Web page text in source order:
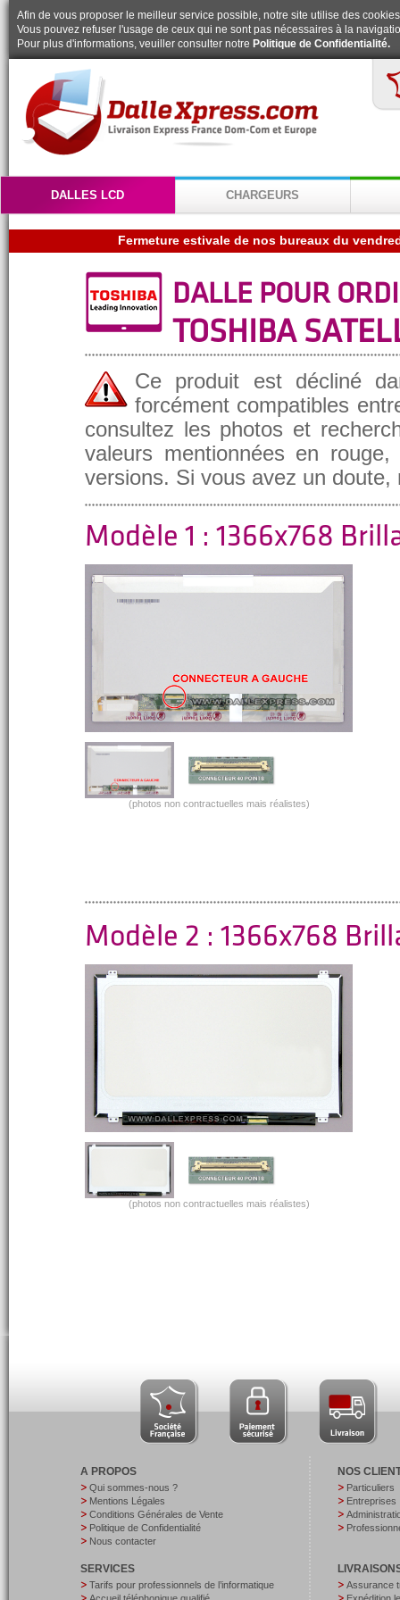
Afin de vous proposer le meilleur service possible, notre site utilise des
Vous pouvez refuser l'usage de ceux qui ne sont pas nécessaires à la
Pour plus d'informations, veuiller consulter notre Politique de Confidentialité.
DALLES LCD CHARGEURS
DALLE POUR
TOSHIBA
Ce produit est décliné
forcément compatibles
consultez les photos et
valeurs mentionnées en
versions. Si vous avez un
Modèle 1 : 1366x768
(photos non contractuelles mais réalistes)
Modèle 2 : 1366x768
(photos non contractuelles mais réalistes)
A PROPOS
Qui sommes-nous ?
Mentions Légales
Conditions Générales de Vente
Politique de Confidentialité
Nous contacter
SERVICES
Tarifs pour professionnels de l’informatique
NOS
Particuliers
Entreprises
Assurance